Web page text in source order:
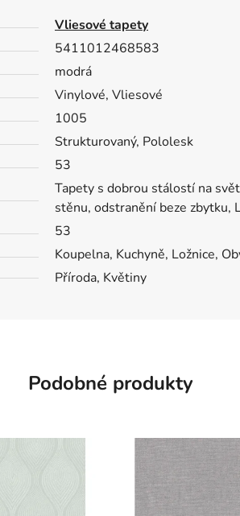
Vliesové tapety
5411012468583
modrá
Vinylové, Vliesové
1005
Strukturovaný, Pololesk
53
Tapety s dobrou stálostí na
stěnu, odstranění beze zbytku,
53
Koupelna, Kuchyně, Ložnice,
Příroda, Květiny
Podobné produkty